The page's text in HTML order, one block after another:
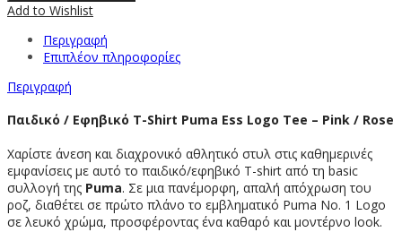
Add to Wishlist
Περιγραφή
Επιπλέον πληροφορίες
Περιγραφή
Παιδικό / Εφηβικό T-Shirt Puma Ess Logo Tee – Pink / Rose
Χαρίστε άνεση και διαχρονικό αθλητικό στυλ στις καθημερινές
εμφανίσεις με αυτό το παιδικό/εφηβικό T-shirt από τη basic
συλλογή της Puma. Σε μια πανέμορφη, απαλή απόχρωση του
ροζ, διαθέτει σε πρώτο πλάνο το εμβληματικό Puma No. 1 Logo
σε λευκό χρώμα, προσφέροντας ένα καθαρό και μοντέρνο look.